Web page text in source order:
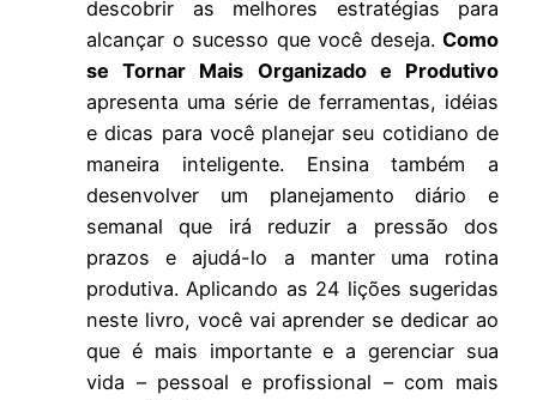
descobrir as melhores estratégias para
alcançar o sucesso que você deseja. Como
se Tornar Mais Organizado e Produtivo
apresenta uma série de ferramentas, idéias
e dicas para você planejar seu cotidiano de
maneira inteligente. Ensina também a
desenvolver um planejamento diário e
semanal que irá reduzir a pressão dos
prazos e ajudá-lo a manter uma rotina
produtiva. Aplicando as 24 lições sugeridas
neste livro, você vai aprender se dedicar ao
que é mais importante e a gerenciar sua
vida – pessoal e profissional – com mais